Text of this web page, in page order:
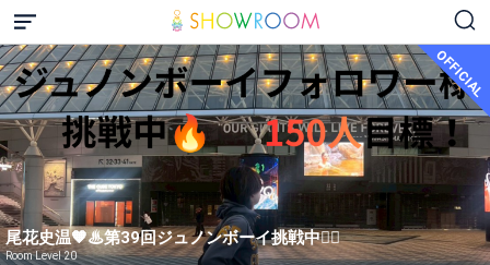
OFFICIAL
尾花史温🧡♨第39回ジュノンボーイ挑戦中❤️‍🔥
Room Level 20